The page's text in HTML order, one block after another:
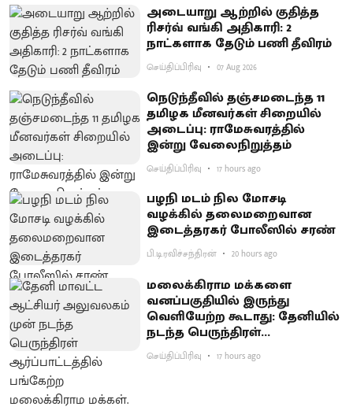
அடையாறு ஆற்றில் குதித்த
ரிசர்வ் வங்கி அதிகாரி: 2
நாட்களாக தேடும் பணி தீவிரம்
செய்திப்பிரிவு 07 Aug 2026
நெடுந்தீவில் தஞ்சமடைந்த 11
தமிழக மீனவர்கள் சிறையில்
அடைப்பு: ராமேசுவரத்தில்
இன்று வேலைநிறுத்தம்
செய்திப்பிரிவு 17 hours ago
பழநி மடம் நில மோசடி
வழக்கில் தலைமறைவான
இடைத்தரகர் போலீஸில் சரண்
பி.டி.ரவிச்சந்திரன் 20 hours ago
மலைக்கிராம மக்களை
வனப்பகுதியில் இருந்து
வெளியேற்ற கூடாது: தேனியில்
நடந்த பெருந்திரள்
ஆர்ப்பாட்டத்தில் வலியுறுத்தல்
செய்திப்பிரிவு 17 hours ago